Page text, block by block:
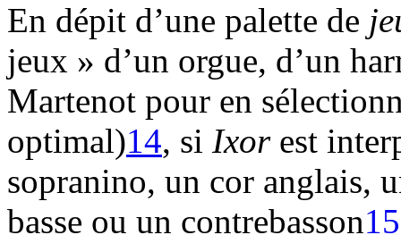
En dépit d’une palette de
jeux » d’un orgue, d’un
Martenot pour en
optimal)14, si Ixorest
sopranino, un cor anglais,
basse ou un contrebasson15